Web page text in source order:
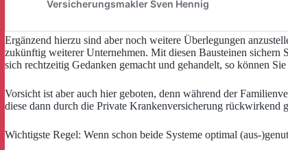
Ergänzend hierzu sind aber noch weitere Überlegungen
zukünftig weiterer Unternehmen. Mit diesen Bausteinen sichern
sich rechtzeitig Gedanken gemacht und gehandelt, so können
Vorsicht ist aber auch hier geboten, denn während der
diese dann durch die Private Krankenversicherung rückwirkend
Wichtigste Regel: Wenn schon beide Systeme optimal (aus-